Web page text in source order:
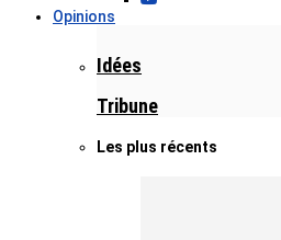
Opinions
Idées
Tribune
Les plus récents